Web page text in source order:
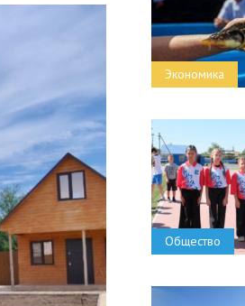
Экономика
Общество